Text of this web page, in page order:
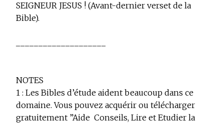
SEIGNEUR JESUS ! (Avant-dernier verset de la
Bible).
NOTES
1 : Les Bibles d’étude aident beaucoup dans ce
domaine. Vous pouvez acquérir ou télécharger
gratuitement ”Aide ­ Conseils, Lire et Etudier la